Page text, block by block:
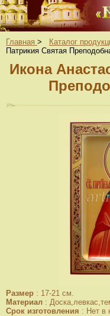
Главная > Каталог
Патрикия Святая
Икона
Размер : 17-21 см.
Материал :
Срок изготовления : Нет в